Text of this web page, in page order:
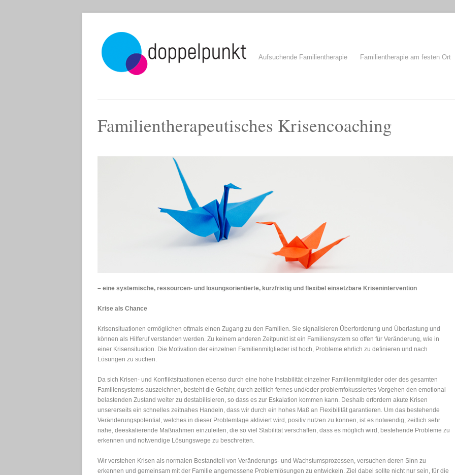
Aufsuchende Familientherapie Familientherapie am festen Ort
Familientherapeutisches Krisencoaching
– eine systemische, ressourcen- und lösungsorientierte, kurzfristig und flexibel einsetzbare Krisenintervention
Krise als Chance
Krisensituationen ermöglichen oftmals einen Zugang zu den Familien. Sie signalisieren Überforderung und Überlastung und
können als Hilferuf verstanden werden. Zu keinem anderen Zeitpunkt ist ein Familiensystem so offen für Veränderung, wie in
einer Krisensituation. Die Motivation der einzelnen Familienmitglieder ist hoch, Probleme ehrlich zu definieren und nach
Lösungen zu suchen.
Da sich Krisen- und Konfliktsituationen ebenso durch eine hohe Instabilität einzelner Familienmitglieder oder des gesamten
Familiensystems auszeichnen, besteht die Gefahr, durch zeitlich fernes und/oder problemfokussiertes Vorgehen den emotional
belastenden Zustand weiter zu destabilisieren, so dass es zur Eskalation kommen kann. Deshalb erfordern akute Krisen
unsererseits ein schnelles zeitnahes Handeln, dass wir durch ein hohes Maß an Flexibilität garantieren. Um das bestehende
Veränderungspotential, welches in dieser Problemlage aktiviert wird, positiv nutzen zu können, ist es notwendig, zeitlich sehr
nahe, deeskalierende Maßnahmen einzuleiten, die so viel Stabilität verschaffen, dass es möglich wird, bestehende Probleme zu
erkennen und notwendige Lösungswege zu beschreiten.
Wir verstehen Krisen als normalen Bestandteil von Veränderungs- und Wachstumsprozessen, versuchen deren Sinn zu
erkennen und gemeinsam mit der Familie angemessene Problemlösungen zu entwickeln. Ziel dabei sollte nicht nur sein, für die